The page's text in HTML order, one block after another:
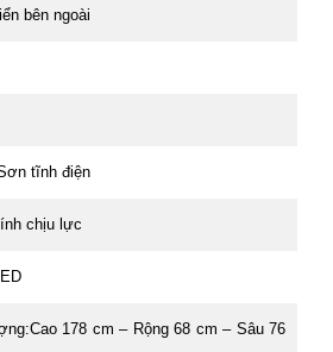
bên ngoài
tĩnh điện
chịu lực
178 cm – Rộng 68 cm – Sâu 76